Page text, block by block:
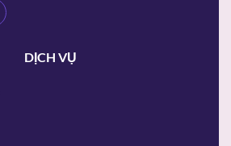
DỊCH VỤ